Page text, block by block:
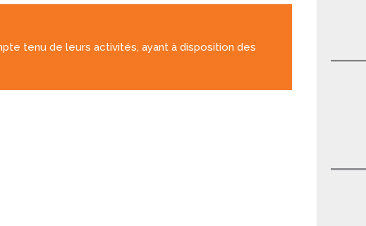
tenu de leurs activités, ayant à disposition des